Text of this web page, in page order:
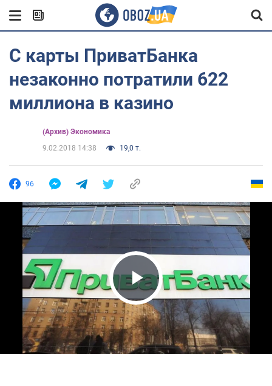
С карты ПриватБанка
незаконно потратили 622
миллиона в казино
(Архив) Экономика
9.02.2018 14:38
19,0 т.
96
Play Video